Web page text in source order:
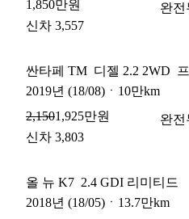
1,850만원
완전
신차 3,557
싼타페 TM 디젤 2.2 2WD
프
2019년 (18/08) ㆍ 10만km
2,1501,925만원 완전
신차 3,803
올 뉴 K7 2.4 GDI 리미티드
2018년 (18/05) ㆍ 13.7만km